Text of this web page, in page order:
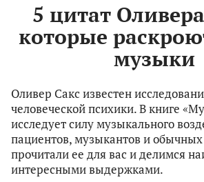
5 цитат
которые
музыки
Оливер Сакс известен
человеческой психики. В книге
исследует силу музыкального
пациентов, музыкантов и
прочитали ее для вас и делимся
интересными выдержками.